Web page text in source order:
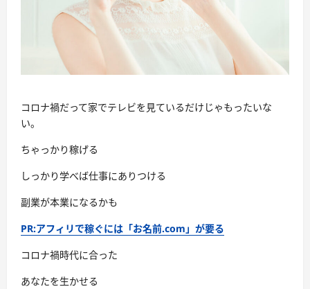
コロナ禍だって家でテレビを見ているだけじゃもったいな
い。
ちゃっかり稼げる
しっかり学べば仕事にありつける
副業が本業になるかも
PR:アフィリで稼ぐには「お名前.com」が要る
コロナ禍時代に合った
あなたを生かせる